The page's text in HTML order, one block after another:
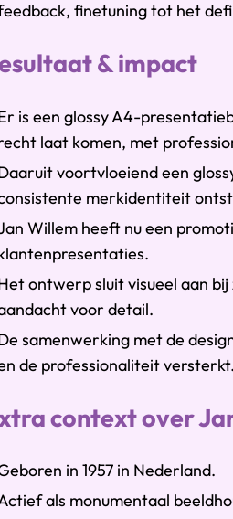
finetuning tot het
& impact
is een glossy A4-
laat komen, met
voortvloeiend een
merkidentiteit
Willem heeft nu een
ontwerp sluit visueel aan
voor detail.
samenwerking met de
de professionaliteit versterkt.
context over
in 1957 in Nederland.
als monumentaal